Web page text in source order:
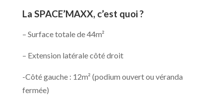
La SPACE’MAXX, c’est quoi ?
– Surface totale de 44m²
– Extension latérale côté droit
-Côté gauche : 12m² (podium ouvert ou véranda
fermée)